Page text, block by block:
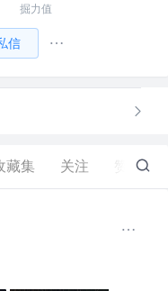
掘力值
信
藏集 关注 14